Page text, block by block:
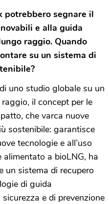
potrebbero segnare il
e alla guida
raggio. Quando
su un sistema di
uno studio globale su un
il concept per le
che varca nuove
sostenibile: garantisce
tecnologie e all’uso
a bioLNG, ha
un sistema di recupero
di guida
e di prevenzione